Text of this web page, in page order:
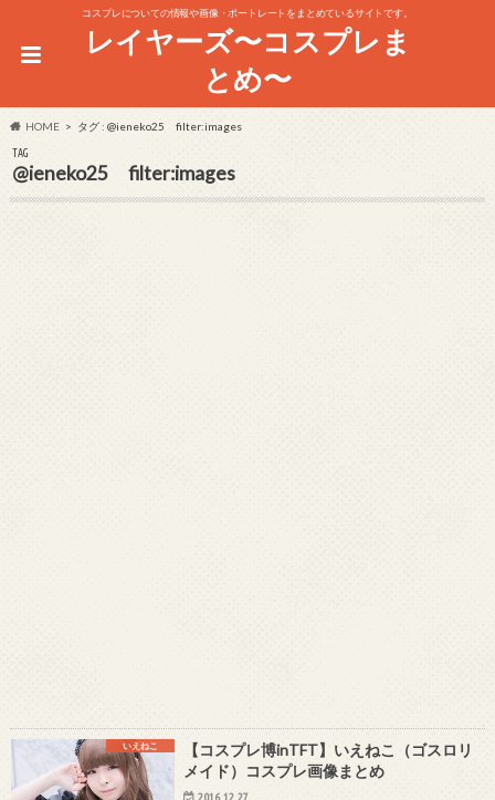
コスプレについての情報や画像・ポートレートをまとめているサイトです。
レイヤーズ〜コスプレま
とめ〜
HOME タグ : @ieneko25 filter:images
TAG
@ieneko25 filter:images
いえねこ
【コスプレ博inTFT】いえねこ（ゴスロリ
メイド）コスプレ画像まとめ